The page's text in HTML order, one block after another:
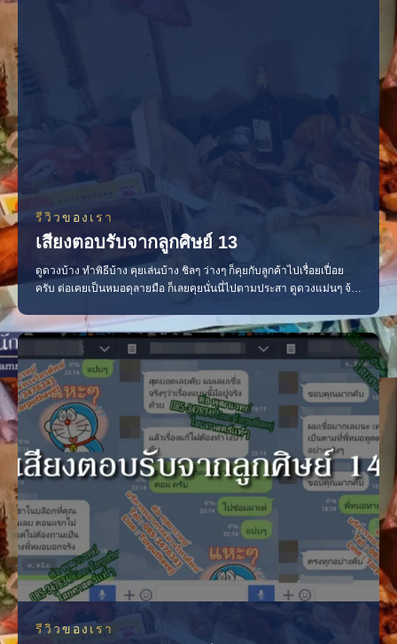
รีวิวของเรา
เสียงตอบรับจากลูกศิษย์ 13
ดูดวงบ้าง ทำพิธีบ้าง คุยเล่นบ้าง ชิลๆ ว่างๆ ก็คุยกับลูกค้าไปเรื่อยเปื่อย
ครับ ต่อเคยเป็นหมอดุลายมือ ก็เลยคุยนั่นนี่ไปตามประสา ดูดวงแม่นๆ จ้า
แม่นทุกเรื่อง แม่นจนขนลุก แม่นจนลืมถาม มีที่นี่ที่เดียว คือ สำนักพุฒา
เวทย์
รีวิวของเรา